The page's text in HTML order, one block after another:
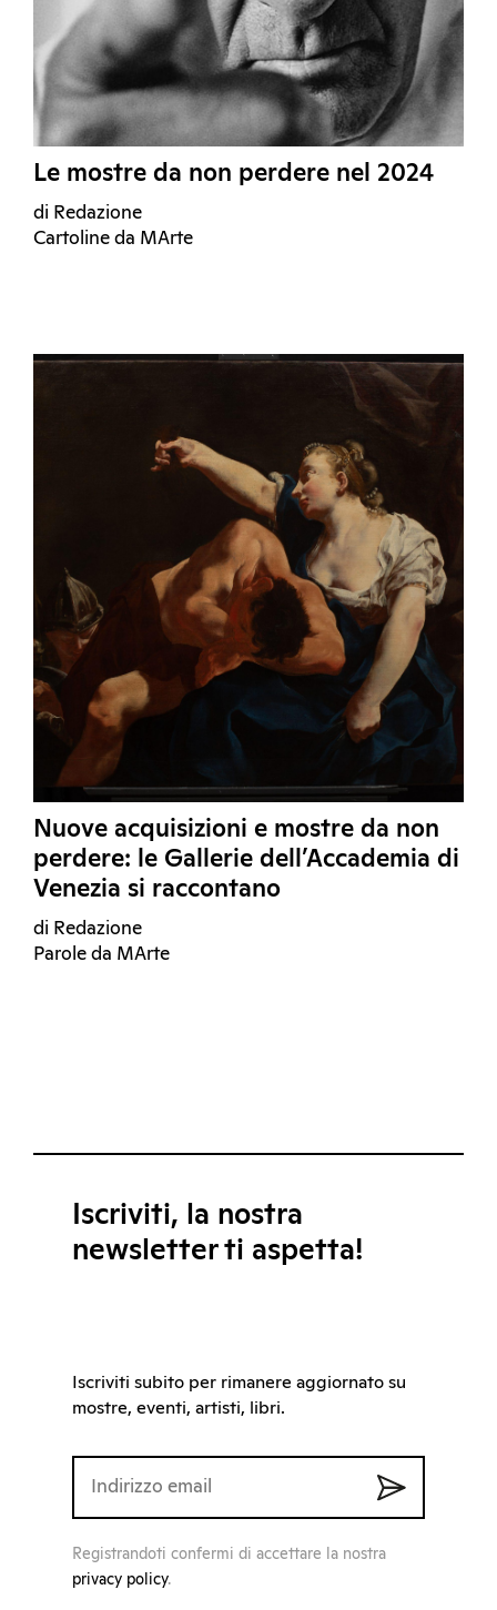
Le mostre da non perdere nel 2024
di Redazione
Cartoline da MArte
Nuove acquisizioni e mostre da non
perdere: le Gallerie dell’Accademia di
Venezia si raccontano
di Redazione
Parole da MArte
Iscriviti, la nostra
newsletter ti aspetta!
Iscriviti subito per rimanere aggiornato su
mostre, eventi, artisti, libri.
Registrandoti confermi di accettare la nostra
privacy policy.